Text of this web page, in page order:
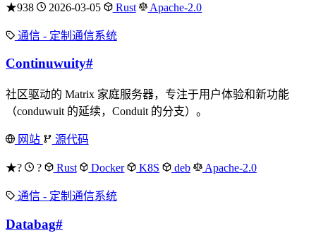
★938 2026-03-05 Rust Apache-2.0
通信 - 定制通信系统
Continuwuity#
社区驱动的 Matrix 家庭服务器，专注于用户体验和新功能
（conduwuit 的延续，Conduit 的分支）。
网站 源代码
★? ? Rust Docker K8S deb Apache-2.0
通信 - 定制通信系统
Databag#